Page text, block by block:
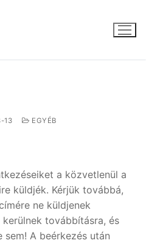
13 EGYÉB
a közvetlenül a
küldjék. Kérjük továbbá,
ne küldjenek
továbbításra, és
sem! A beérkezés után